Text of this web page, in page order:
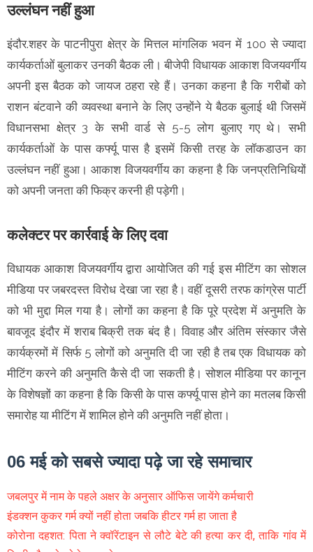
उल्लंघन नहीं हुआ
इंदौर.शहर के पाटनीपुरा क्षेत्र के मित्तल मांगलिक भवन में 100 से ज्यादा
कार्यकर्ताओं बुलाकर उनकी बैठक ली। बीजेपी विधायक आकाश विजयवर्गीय
अपनी इस बैठक को जायज ठहरा रहे हैं। उनका कहना है कि गरीबों को
राशन बंटवाने की व्यवस्था बनाने के लिए उन्होंने ये बैठक बुलाई थी जिसमें
विधानसभा क्षेत्र 3 के सभी वार्ड से 5-5 लोग बुलाए गए थे। सभी
कार्यकर्ताओं के पास कर्फ्यू पास है इसमें किसी तरह के लॉकडाउन का
उल्लंघन नहीं हुआ। आकाश विजयवर्गीय का कहना है कि जनप्रतिनिधियों
को अपनी जनता की फिक्र करनी ही पड़ेगी।
कलेक्टर पर कार्रवाई के लिए दवा
विधायक आकाश विजयवर्गीय द्वारा आयोजित की गई इस मीटिंग का सोशल
मीडिया पर जबरदस्त विरोध देखा जा रहा है। वहीं दूसरी तरफ कांग्रेस पार्टी
को भी मुद्दा मिल गया है। लोगों का कहना है कि पूरे प्रदेश में अनुमति के
बावजूद इंदौर में शराब बिक्री तक बंद है। विवाह और अंतिम संस्कार जैसे
कार्यक्रमों में सिर्फ 5 लोगों को अनुमति दी जा रही है तब एक विधायक को
मीटिंग करने की अनुमति कैसे दी जा सकती है। सोशल मीडिया पर कानून
के विशेषज्ञों का कहना है कि किसी के पास कर्फ्यू पास होने का मतलब किसी
समारोह या मीटिंग में शामिल होने की अनुमति नहीं होता।
06 मई को सबसे ज्यादा पढ़े जा रहे समाचार
जबलपुर में नाम के पहले अक्षर के अनुसार ऑफिस जायेंगे कर्मचारी
इंडक्शन कुकर गर्म क्यों नहीं होता जबकि हीटर गर्म हा जाता है
कोरोना दहशत: पिता ने क्वॉरेंटाइन से लौटे बेटे की हत्या कर दी, ताकि गांव में